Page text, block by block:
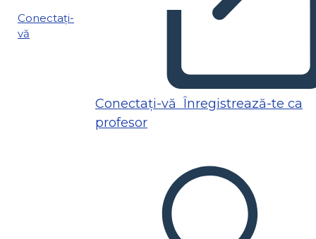
Conectați-
vă
Conectați-vă Înregistrează-te ca
profesor